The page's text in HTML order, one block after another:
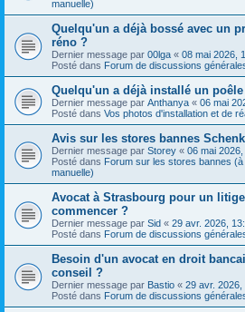
manuelle)
Quelqu'un a déjà bossé avec un
réno ?
Dernier message par 00lga « 08 mai 2026,
Posté dans Forum de discussions
Quelqu'un a déjà installé un
Dernier message par Anthanya « 06 mai
Posté dans Vos photos d'installation et de
Avis sur les stores bannes
Dernier message par Storey « 06 mai
Posté dans Forum sur les stores bannes
manuelle)
Avocat à Strasbourg pour un
commencer ?
Dernier message par Sid « 29 avr. 2026,
Posté dans Forum de discussions
Besoin d'un avocat en droit
conseil ?
Dernier message par Bastio « 29 avr. 2026,
Posté dans Forum de discussions